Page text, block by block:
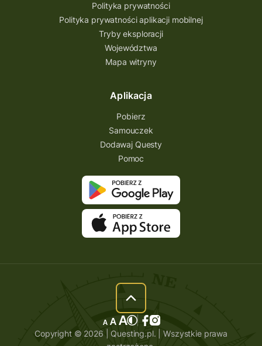
Polityka prywatności
Polityka prywatności aplikacji mobilnej
Tryby eksploracji
Województwa
Mapa witryny
Aplikacja
Pobierz
Samouczek
Dodawaj Questy
Pomoc
Copyright © 2026 | Questing.pl. | Wszystkie prawa